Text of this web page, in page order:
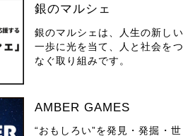
銀のマルシェ
銀のマルシェは、人生の新しい
一歩に光を当て、人と社会をつ
なぐ取り組みです。
AMBER GAMES
“おもしろい”を発見・発掘・世